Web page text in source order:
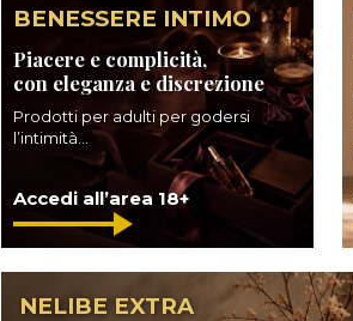
BENESSERE INTIMO
Piacere e complicità,
con eleganza e discrezione
Prodotti per adulti per godersi
l’intimità...
Accedi all’area 18+
NELIBE EXTRA